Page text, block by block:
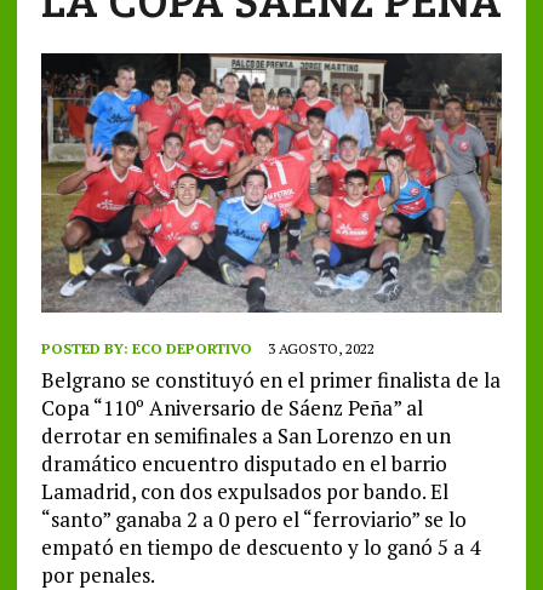
POSTED BY: ECO DEPORTIVO 3 AGOSTO, 2022
Belgrano se constituyó en el primer finalista de la
Copa “110º Aniversario de Sáenz Peña” al
derrotar en semifinales a San Lorenzo en un
dramático encuentro disputado en el barrio
Lamadrid, con dos expulsados por bando. El
“santo” ganaba 2 a 0 pero el “ferroviario” se lo
empató en tiempo de descuento y lo ganó 5 a 4
por penales.